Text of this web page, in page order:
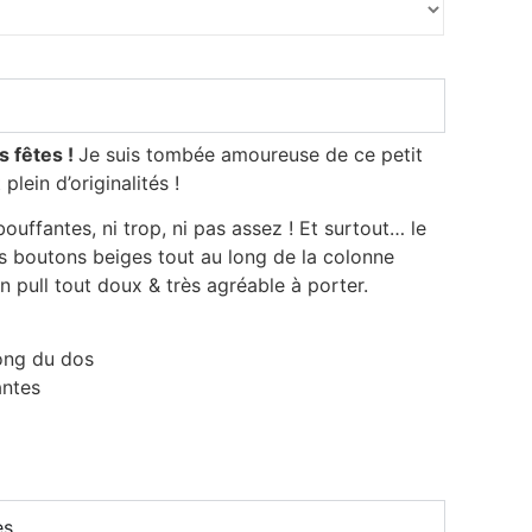
fêtes ! Je suis tombée amoureuse de ce petit
d’originalités !
ni trop, ni pas assez ! Et surtout… le
boutons beiges tout au long de la colonne
pull tout doux & très agréable à porter.
du dos